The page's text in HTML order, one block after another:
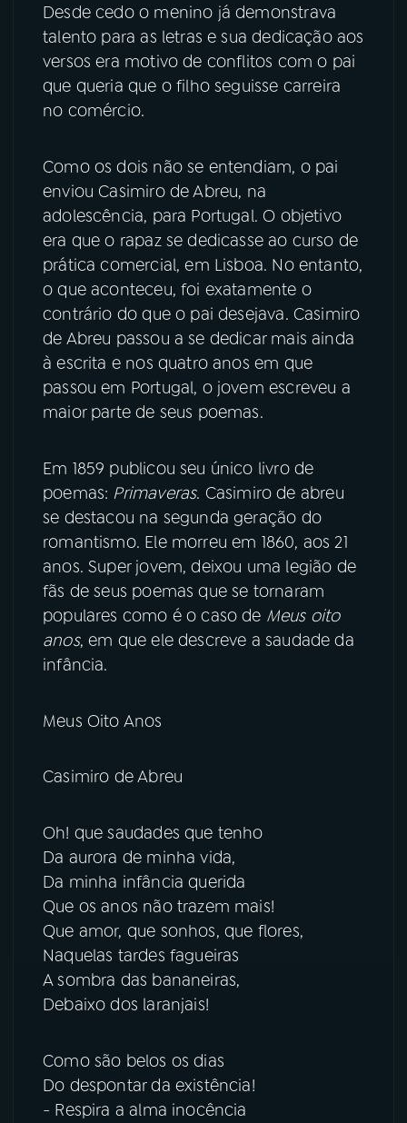
Desde cedo o menino já demonstrava
talento para as letras e sua dedicação aos
versos era motivo de conflitos com o pai
que queria que o filho seguisse carreira
no comércio.
Como os dois não se entendiam, o pai
enviou Casimiro de Abreu, na
adolescência, para Portugal. O objetivo
era que o rapaz se dedicasse ao curso de
prática comercial, em Lisboa. No entanto,
o que aconteceu, foi exatamente o
contrário do que o pai desejava. Casimiro
de Abreu passou a se dedicar mais ainda
à escrita e nos quatro anos em que
passou em Portugal, o jovem escreveu a
maior parte de seus poemas.
Em 1859 publicou seu único livro de
poemas: Primaveras. Casimiro de abreu
se destacou na segunda geração do
romantismo. Ele morreu em 1860, aos 21
anos. Super jovem, deixou uma legião de
fãs de seus poemas que se tornaram
populares como é o caso de Meus oito
anos, em que ele descreve a saudade da
infância.
Meus Oito Anos
Casimiro de Abreu
Oh! que saudades que tenho
Da aurora de minha vida,
Da minha infância querida
Que os anos não trazem mais!
Que amor, que sonhos, que flores,
Naquelas tardes fagueiras
A sombra das bananeiras,
Debaixo dos laranjais!
Como são belos os dias
Do despontar da existência!
- Respira a alma inocência